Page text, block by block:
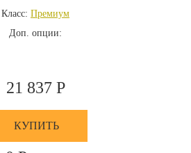
Класс: Премиум
Доп. опции:
21 837 Р
КУПИТЬ